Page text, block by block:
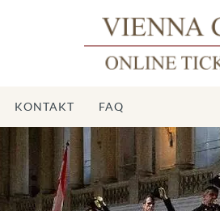
KONTAKT FAQ